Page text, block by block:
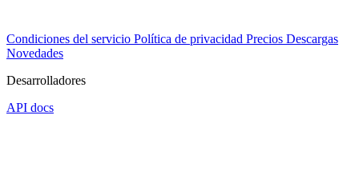
Condiciones del servicio Política de privacidad Precios Descargas
Novedades
Desarrolladores
API docs